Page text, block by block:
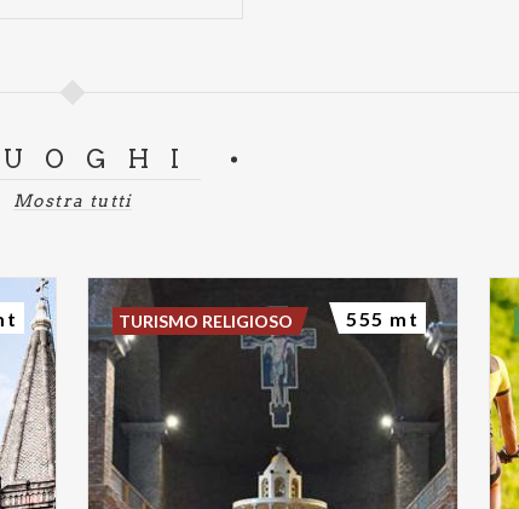
Mostra tutti
TURISMO RELIGIOSO 555 mt